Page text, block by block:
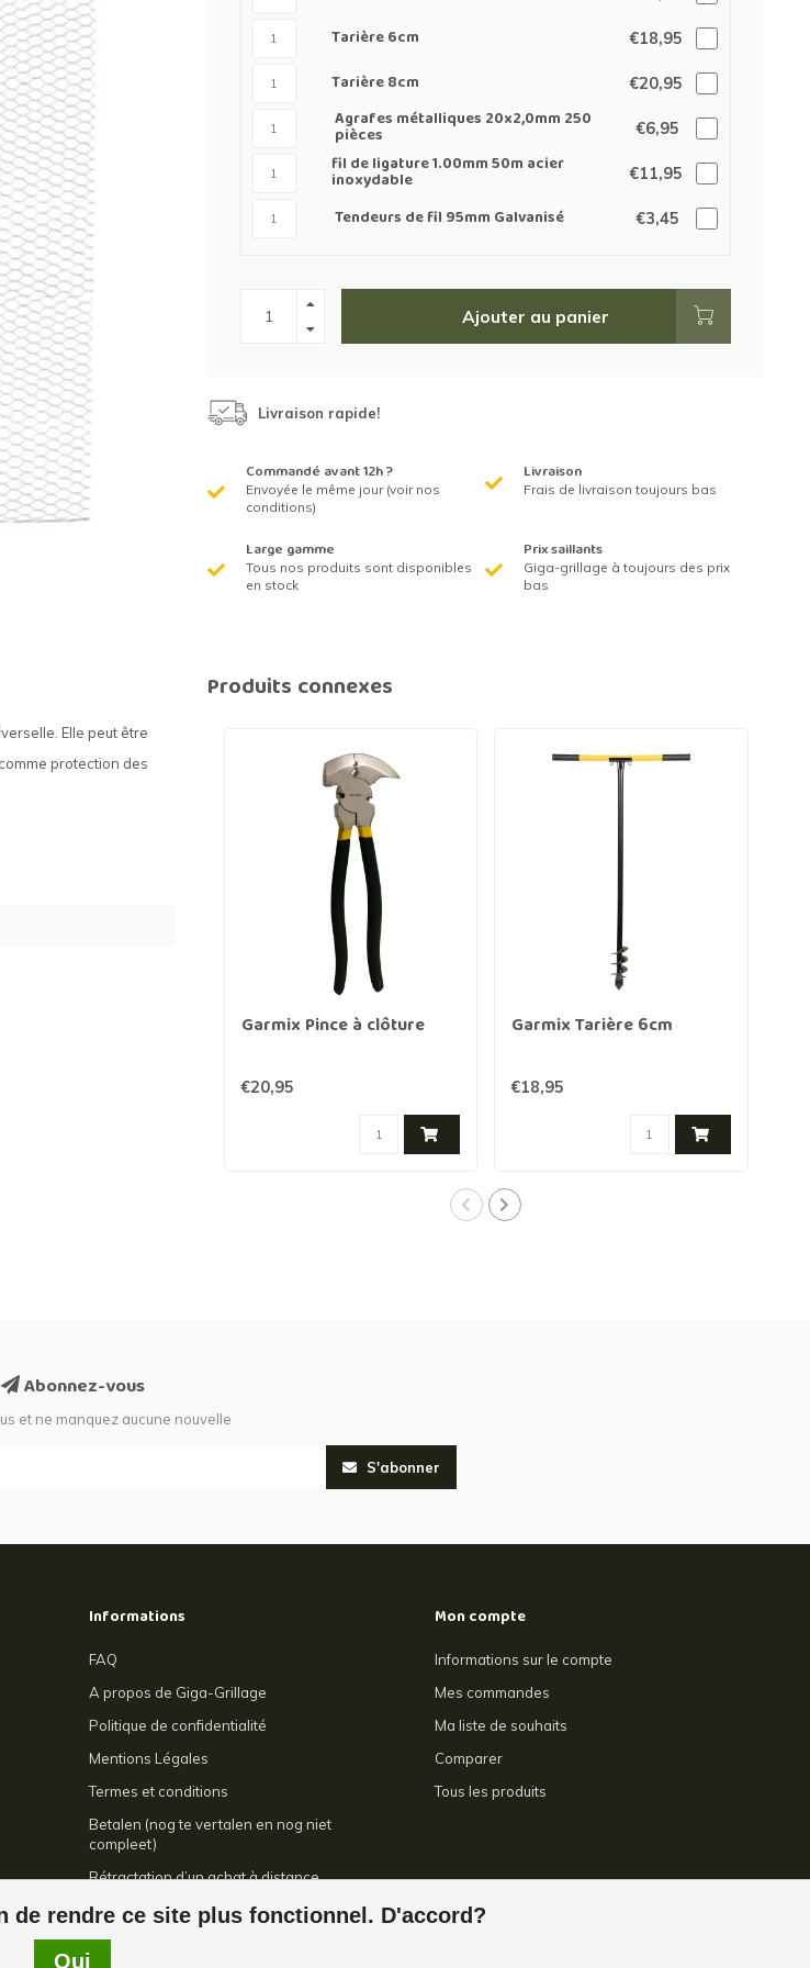
Tarière 6cm €18,95
Tarière 8cm €20,95
Agrafes métalliques 20x2,0mm 250
pièces €6,95
fil de ligature 1.00mm 50m acier
inoxydable €11,95
Tendeurs de fil 95mm Galvanisé €3,45
Ajouter au panier
Livraison rapide!
Commandé avant 12h ?
Envoyée le même jour (voir nos
conditions)
Livraison
Frais de livraison toujours bas
Large gamme
Tous nos produits sont disponibles
en stock
Prix saillants
Giga-grillage à toujours des prix
bas
Elle peut être
protection des
Produits connexes
Garmix Pince à clôture
€20,95
Garmix Tarière 6cm
€18,95
de rendre ce site plus fonctionnel. D'accord?
Oui
Abonnez-vous
et ne manquez aucune nouvelle
S'abonner
Informations
FAQ
A propos de Giga-Grillage
Politique de confidentialité
Mentions Légales
Termes et conditions
Betalen (nog te vertalen en nog niet
compleet)
Rétractation d’un achat à distance
Contact
Mon compte
Informations sur le compte
Mes commandes
Ma liste de souhaits
Comparer
Tous les produits